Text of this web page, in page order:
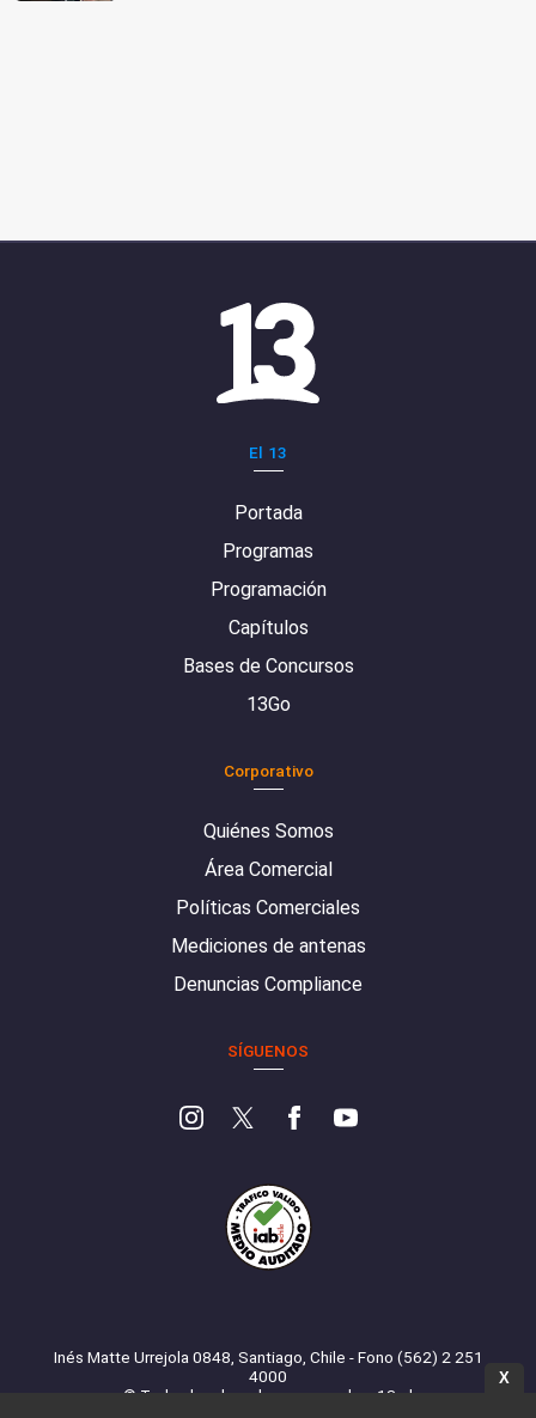
El 13
Portada
Programas
Programación
Capítulos
Bases de Concursos
13Go
Corporativo
Quiénes Somos
Área Comercial
Políticas Comerciales
Mediciones de antenas
Denuncias Compliance
SÍGUENOS
Inés Matte Urrejola 0848, Santiago, Chile - Fono (562) 2 251
4000
© Todos los derechos reservados. 13.cl
X